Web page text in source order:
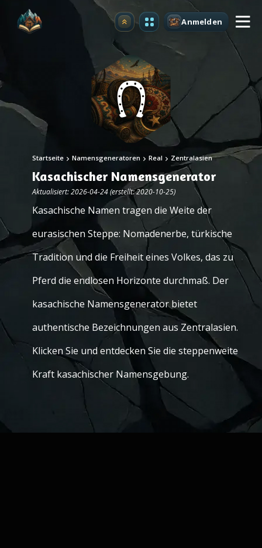
Upgrade Anmelden
Startseite Namensgeneratoren Real Zentralasien
Kasachischer Namensgenerator
Aktualisiert: 2026-04-24 (erstellt: 2020-10-25)
Kasachische Namen tragen die Weite der
eurasischen Steppe: Nomadenerbe, türkische
Tradition und die Freiheit eines Volkes, das zu
Pferd die endlosen Horizonte durchmaß. Der
kasachische Namensgenerator bietet
authentische Bezeichnungen aus Zentralasien.
Klicken Sie und entdecken Sie die steppenweite
Kraft kasachischer Namensgebung.